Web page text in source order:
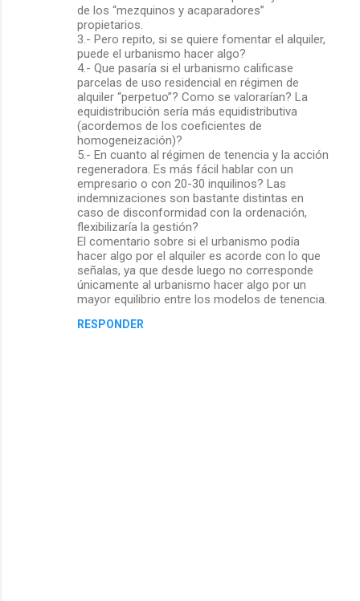
de los “mezquinos y acaparadores”
propietarios.
3.- Pero repito, si se quiere fomentar el alquiler,
puede el urbanismo hacer algo?
4.- Que pasaría si el urbanismo calificase
parcelas de uso residencial en régimen de
alquiler “perpetuo”? Como se valorarían? La
equidistribución sería más equidistributiva
(acordemos de los coeficientes de
homogeneización)?
5.- En cuanto al régimen de tenencia y la acción
regeneradora. Es más fácil hablar con un
empresario o con 20-30 inquilinos? Las
indemnizaciones son bastante distintas en
caso de disconformidad con la ordenación,
flexibilizaría la gestión?
El comentario sobre si el urbanismo podía
hacer algo por el alquiler es acorde con lo que
señalas, ya que desde luego no corresponde
únicamente al urbanismo hacer algo por un
mayor equilibrio entre los modelos de tenencia.
RESPONDER